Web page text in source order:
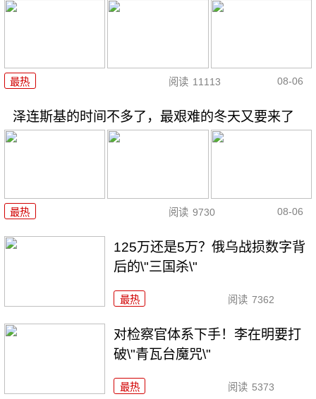
最热 阅读 11113 08-06
泽连斯基的时间不多了，最艰难的冬天又要来了
最热 阅读 9730 08-06
125万还是5万？俄乌战损数字背
后的\"三国杀\"
最热 阅读 7362
对检察官体系下手！李在明要打
破\"青瓦台魔咒\"
最热 阅读 5373